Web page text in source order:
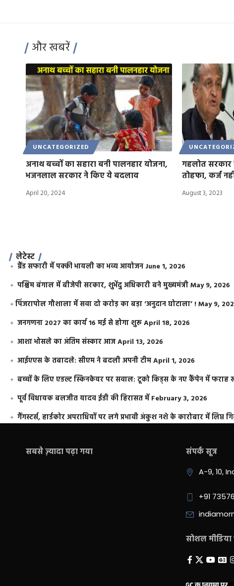
और खबरें
UNCATEGORIZED
अनाथ बच्चों का सहारा बनी पालनहार योजना,
भजनलाल सरकार ने किए ये बदलाव
April 20, 2024
गहलोत सरकार
तोहफा, कर्ज
August 3, 2023
लेटेस्ट
ग्रैंड सफारी में पक्की भायली का भव्य आयोजन June 1, 2026
पश्चिम बंगाल में बीजेपी सरकार, शुभेंदु अधिकारी बने मुख्यमंत्रीMay 9, 2026
​पिंजरापोल गौशाला में सवा दो करोड़ का बड़ा ‘अनुदान घोटाला’ !May 9,
जनगणना 2027 का कार्य 16 मई से होगा शुरूApril 18, 2026
आशा भोसले का अंतिम संस्कार आजApril 13, 2026
आईएएस के तबादले: सीएम ने बदली अपनी टीमApril 1, 2026
बच्चों के लिए एडल्ट स्किनकेयर पर सवाल: टूको किड्स के नए कैंपेन में फराह
पूर्व विधायक बलजीत यादव ईडी की हिरासत में February 3, 2026
गैंगस्टर्स, हार्डकोर अपराधियों पर लगे प्रभावी अंकुश नशे के कारोबार में लिप्त
सबसे ज़्यादा पढ़ा गया संपर्क सूत्र
A-9, 10,
+91
सोशल